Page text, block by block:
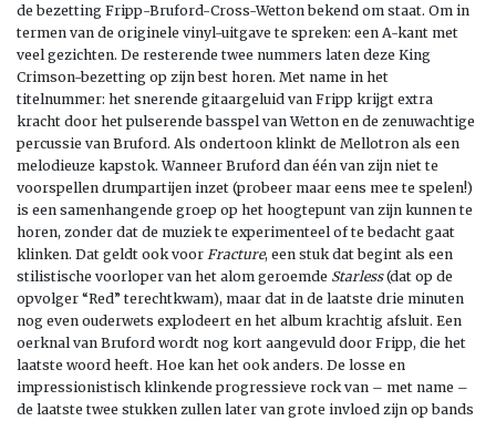
de bezetting Fripp-Bruford-Cross-Wetton bekend om staat. Om in
termen van de originele vinyl-uitgave te spreken: een A-kant met
veel gezichten. De resterende twee nummers laten deze King
Crimson-bezetting op zijn best horen. Met name in het
titelnummer: het snerende gitaargeluid van Fripp krijgt extra
kracht door het pulserende basspel van Wetton en de zenuwachtige
percussie van Bruford. Als ondertoon klinkt de Mellotron als een
melodieuze kapstok. Wanneer Bruford dan één van zijn niet te
voorspellen drumpartijen inzet (probeer maar eens mee te spelen!)
is een samenhangende groep op het hoogtepunt van zijn kunnen te
horen, zonder dat de muziek te experimenteel of te bedacht gaat
klinken. Dat geldt ook voor Fracture, een stuk dat begint als een
stilistische voorloper van het alom geroemde Starless(dat op de
opvolger “Red” terechtkwam), maar dat in de laatste drie minuten
nog even ouderwets explodeert en het album krachtig afsluit. Een
oerknal van Bruford wordt nog kort aangevuld door Fripp, die het
laatste woord heeft. Hoe kan het ook anders. De losse en
impressionistisch klinkende progressieve rock van – met name –
de laatste twee stukken zullen later van grote invloed zijn op bands